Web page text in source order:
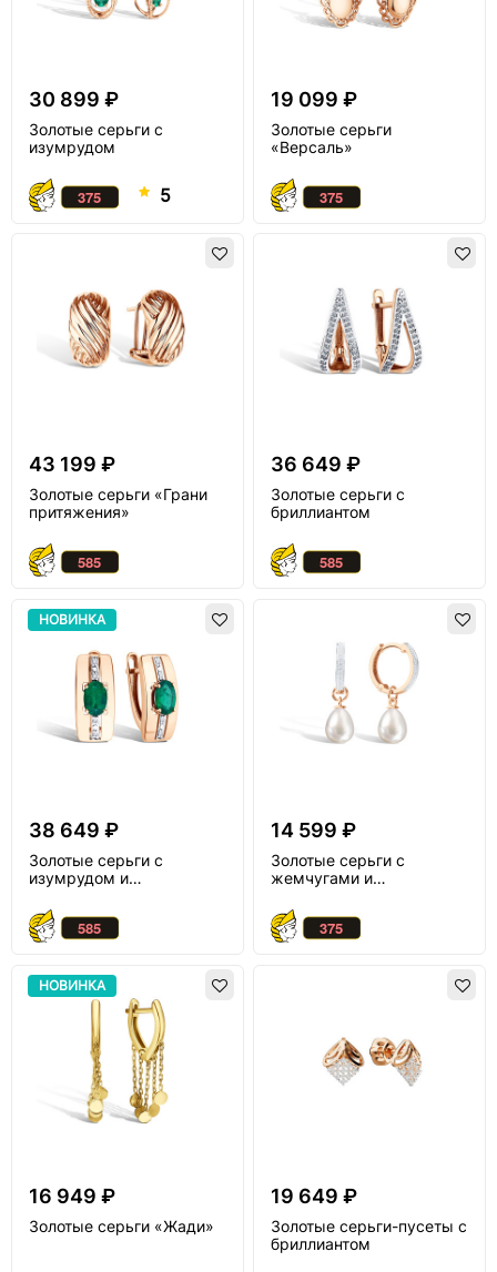
30 899 ₽
Золотые серьги с
изумрудом
5
19 099 ₽
Золотые серьги
«Версаль»
43 199 ₽
Золотые серьги «Грани
притяжения»
36 649 ₽
Золотые серьги с
бриллиантом
НОВИНКА
38 649 ₽
Золотые серьги с
изумрудом и
14 599 ₽
Золотые серьги с
жемчугами и
НОВИНКА
16 949 ₽
Золотые серьги «Жади»
19 649 ₽
Золотые серьги-пусеты с
бриллиантом